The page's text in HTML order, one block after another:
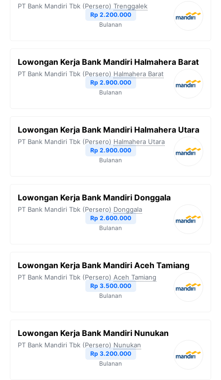
PT Bank Mandiri Tbk (Persero) Trenggalek
Rp 2.200.000
Bulanan
Lowongan Kerja Bank Mandiri Halmahera Barat
PT Bank Mandiri Tbk (Persero) Halmahera Barat
Rp 2.900.000
Bulanan
Lowongan Kerja Bank Mandiri Halmahera Utara
PT Bank Mandiri Tbk (Persero) Halmahera Utara
Rp 2.900.000
Bulanan
Lowongan Kerja Bank Mandiri Donggala
PT Bank Mandiri Tbk (Persero) Donggala
Rp 2.600.000
Bulanan
Lowongan Kerja Bank Mandiri Aceh Tamiang
PT Bank Mandiri Tbk (Persero) Aceh Tamiang
Rp 3.500.000
Bulanan
Lowongan Kerja Bank Mandiri Nunukan
PT Bank Mandiri Tbk (Persero) Nunukan
Rp 3.200.000
Bulanan